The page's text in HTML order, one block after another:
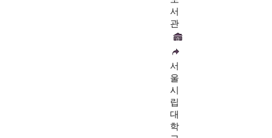
서
관
서
울
시
립
대
학